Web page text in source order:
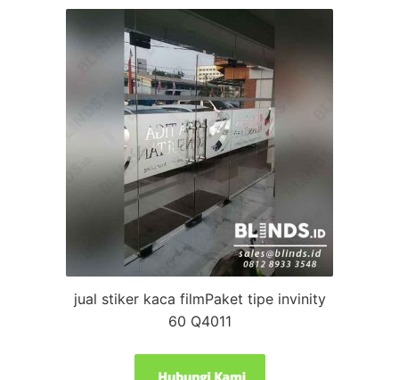
jual stiker kaca filmPaket tipe invinity
60 Q4011